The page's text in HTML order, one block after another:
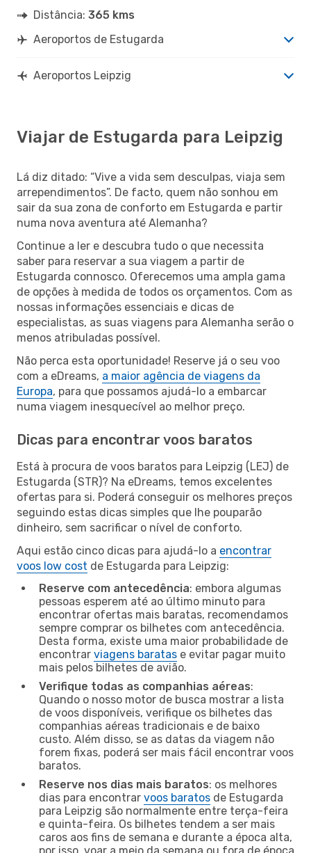
Distância: 365 kms
Aeroportos de Estugarda
Aeroportos Leipzig
Viajar de Estugarda para Leipzig
Lá diz ditado: “Vive a vida sem desculpas, viaja sem
arrependimentos”. De facto, quem não sonhou em
sair da sua zona de conforto em Estugarda e partir
numa nova aventura até Alemanha?
Continue a ler e descubra tudo o que necessita
saber para reservar a sua viagem a partir de
Estugarda connosco. Oferecemos uma ampla gama
de opções à medida de todos os orçamentos. Com as
nossas informações essenciais e dicas de
especialistas, as suas viagens para Alemanha serão o
menos atribuladas possível.
Não perca esta oportunidade! Reserve já o seu voo
com a eDreams, a maior agência de viagens da
Europa, para que possamos ajudá-lo a embarcar
numa viagem inesquecível ao melhor preço.
Dicas para encontrar voos baratos
Está à procura de voos baratos para Leipzig (LEJ) de
Estugarda (STR)? Na eDreams, temos excelentes
ofertas para si. Poderá conseguir os melhores preços
seguindo estas dicas simples que lhe pouparão
dinheiro, sem sacrificar o nível de conforto.
Aqui estão cinco dicas para ajudá-lo a encontrar
voos low cost de Estugarda para Leipzig:
Reserve com antecedência: embora algumas
pessoas esperem até ao último minuto para
encontrar ofertas mais baratas, recomendamos
sempre comprar os bilhetes com antecedência.
Desta forma, existe uma maior probabilidade de
encontrar viagens baratas e evitar pagar muito
mais pelos bilhetes de avião.
Verifique todas as companhias aéreas:
Quando o nosso motor de busca mostrar a lista
de voos disponíveis, verifique os bilhetes das
companhias aéreas tradicionais e de baixo
custo. Além disso, se as datas da viagem não
forem fixas, poderá ser mais fácil encontrar voos
baratos.
Reserve nos dias mais baratos: os melhores
dias para encontrar voos baratos de Estugarda
para Leipzig são normalmente entre terça-feira
e quinta-feira. Os bilhetes tendem a ser mais
caros aos fins de semana e durante a época alta,